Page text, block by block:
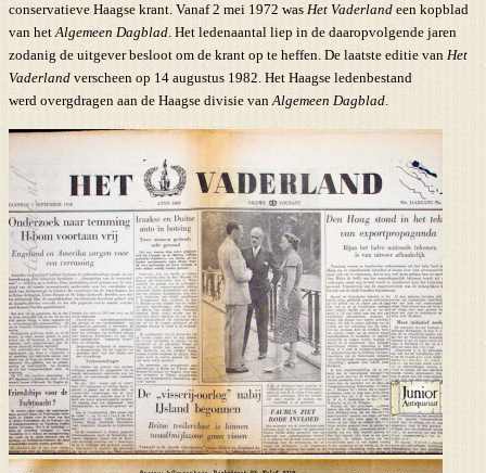
conservatieve Haagse krant. Vanaf 2 mei 1972 was Het Vaderland een kopblad
van hetAlgemeen Dagblad. Het ledenaantal liep in de daaropvolgende jaren
zodanig de uitgever besloot om de krant op te heffen. De laatste editie van Het
Vaderland verscheen op 14 augustus 1982. Het Haagse ledenbestand
werd overgdragen aan de Haagse divisie vanAlgemeen Dagblad.